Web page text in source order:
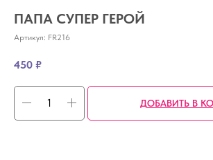
ПАПА СУПЕР ГЕРОЙ
Артикул: FR216
450 ₽
ДОБАВИТЬ В